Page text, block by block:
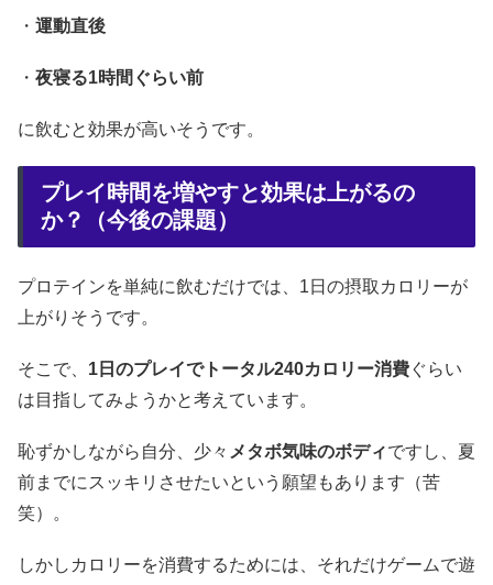
・ 運動直後
・ 夜寝る1時間ぐらい前
に飲むと効果が高いそうです。
プレイ時間を増やすと効果は上がるの
か？（今後の課題）
プロテインを単純に飲むだけでは、1日の摂取カロリーが
上がりそうです。
そこで、 1日のプレイでトータル240カロリー消費ぐらい
は目指してみようかと考えています。
恥ずかしながら自分、少々 メタボ気味のボディですし、夏
前までにスッキリさせたいという願望もあります（苦
笑）。
しかしカロリーを消費するためには、それだけゲームで遊